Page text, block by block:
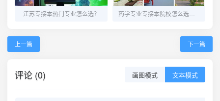
江苏专接本热门专业怎么选？
上一篇 下一篇
评论 (0) 画图模式 文本模式